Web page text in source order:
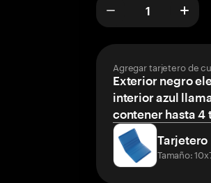
Agregar tarjetero de
Exterior negro
interior azul
contener hasta 4
Tarjetero
Tamaño: